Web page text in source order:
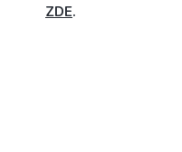
ZDE.